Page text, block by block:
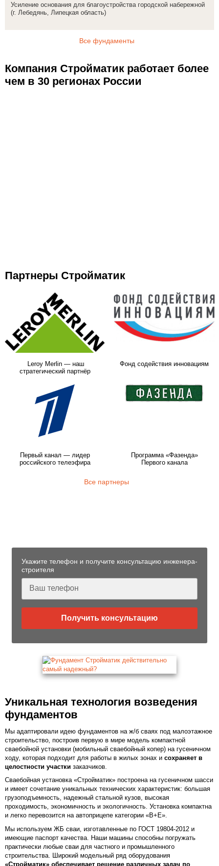
Усиление основания для благоустройства городской набережной
(г. Лебедянь, Липецкая область)
Все фундаменты
Компания Стройматик работает более
чем в 30 регионах России
Партнеры Стройматик
Leroy Merlin — наш
стратегический партнёр
Фонд содействия инновациям
Первый канал — лидер
российского телеэфира
Программа «Фазенда»
Первого канала
Все партнеры
Укажите телефон и получите консультацию инженера-
строителя
Получить консультацию
Уникальная технология возведения
фундаментов
Мы адаптировали идею фундаментов на ж/б сваях под малоэтажное
строительство, построив первую в мире модель компактной
сваебойной установки (мобильный сваебойный копер) на гусеничном
ходу, которая подходит для работы в жилых зонах и сохраняет в
целостности участки заказчиков.
Сваебойная установка «Стройматик» построена на гусеничном шасси
и имеет сочетание уникальных технических характеристик: большая
грузоподъемность, надежный стальной кузов, высокая
проходимость, экономичность и экологичность. Установка компактна
и легко перевозится на автоприцепе категории «В+Е».
Мы используем ЖБ сваи, изготавленные по ГОСТ 19804-2012 и
имеющие паспорт качества. Наши машины способны погружать
практически любые сваи для частного и промышленного
строительства. Широкий модельный ряд оборудования
«Стройматик» обеспечивает решение различных задач по